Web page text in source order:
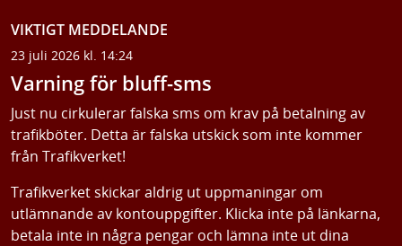
VIKTIGT MEDDELANDE
23 juli 2026 kl. 14:24
Varning för bluff-sms
Just nu cirkulerar falska sms om krav på betalning av
trafikböter. Detta är falska utskick som inte kommer
från Trafikverket!
Trafikverket skickar aldrig ut uppmaningar om
utlämnande av kontouppgifter. Klicka inte på länkarna,
betala inte in några pengar och lämna inte ut dina